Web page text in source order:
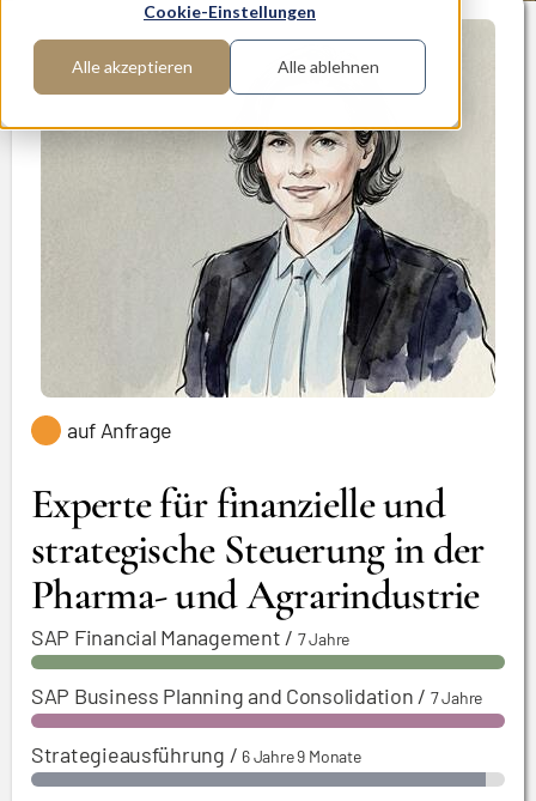
Cookie-Einstellungen
Alle akzeptieren Alle ablehnen
auf Anfrage
Experte für finanzielle und
strategische Steuerung in der
Pharma- und Agrarindustrie
SAP Financial Management / 7 Jahre
SAP Business Planning and Consolidation / 7 Jahre
Strategieausführung / 6 Jahre 9 Monate